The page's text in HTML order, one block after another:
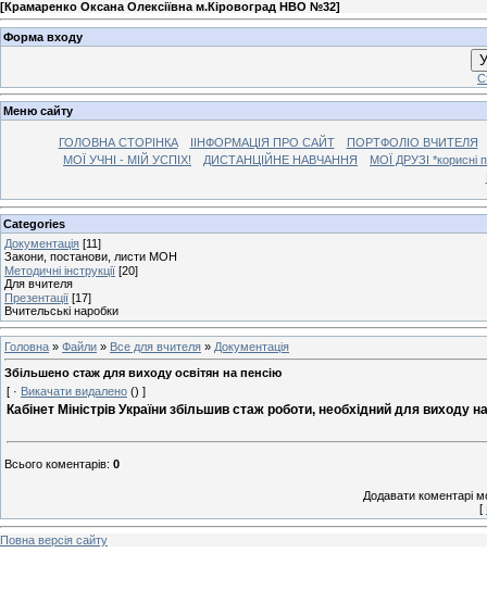
[Крамаренко Оксана Олексіївна м.Кіровоград НВО №32]
Форма входу
Меню сайту
ГОЛОВНА СТОРІНКА ІІНФОРМАЦІЯ ПРО САЙТ
ПОРТФОЛІО ВЧИТЕЛЯ
МОЇ УЧНІ - МІЙ УСПІХ!
ДИСТАНЦІЙНЕ НАВЧАННЯ
МОЇ ДРУЗІ *корисні
Categories
Документація [11]
Закони, постанови, листи МОН
Методичні інструкції [20]
Для вчителя
Презентації [17]
Вчительські наробки
Головна » Файли » Все для вчителя » Документація
Збільшено стаж для виходу освітян на пенсію
[ · Викачати видалено () ]
Кабінет Міністрів України збільшив стаж роботи, необхідний для виходу
Всього коментарів: 0
Додавати коментарі
[
Повна версія сайту